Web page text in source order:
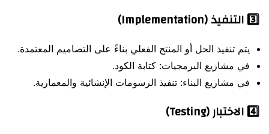
3️⃣التنفيذ (Implementation)
يتم تنفيذ الحل أو المنتج الفعلي بناءً على التصاميم المعتمدة.
في مشاريع البرمجيات: كتابة الكود.
في مشاريع البناء: تنفيذ الرسومات الإنشائية والمعمارية.
4️⃣الاختبار (Testing)